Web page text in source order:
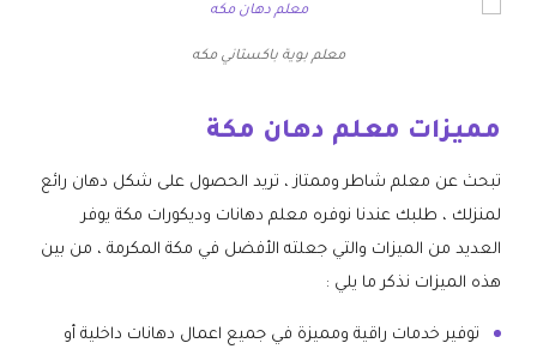
معلم بوية باكستاني مكه
مميزات معلم دهان مكة
تبحث عن معلم شاطر وممتاز ، تريد الحصول على شكل دهان رائع
لمنزلك ، طلبك عندنا نوفره معلم دهانات وديكورات مكة يوفر
العديد من الميزات والتي جعلته الأفضل في مكة المكرمة ، من بين
هذه الميزات نذكر ما يلي :
توفير خدمات راقية ومميزة في جميع اعمال دهانات داخلية أو